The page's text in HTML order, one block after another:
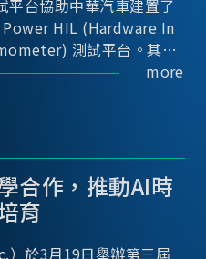
平台協助中華汽車建置了
Power HIL (Hardware In
測試平台。其中
Charger) 與 DC/DC轉
負載工況...
more
合作，推動AI時
育
）於3月19日舉辦第三屆